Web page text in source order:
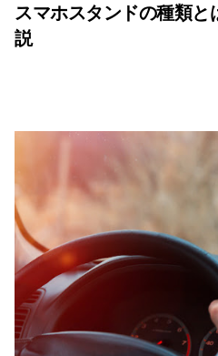
スマホスタンドの種類と
説